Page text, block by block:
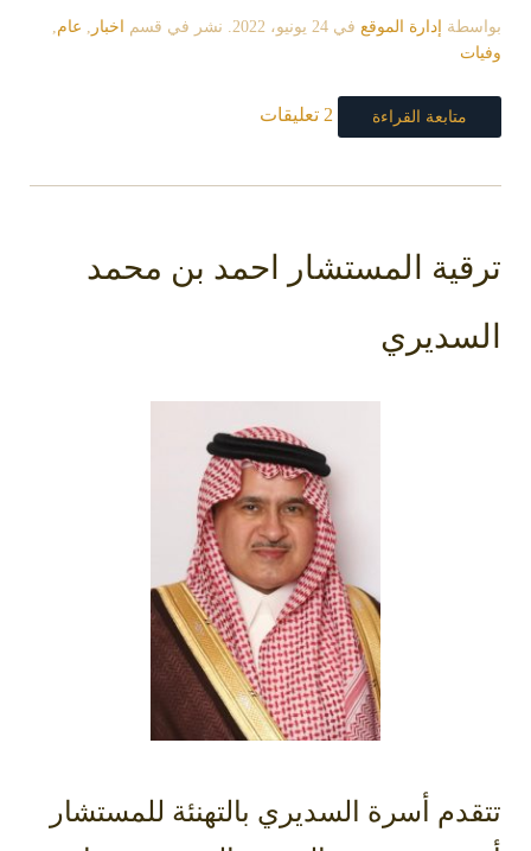
بواسطة إدارة الموقع في 24 يونيو، 2022 . نشر في قسم اخبار عام
وفيات
متابعة القراءة 2 تعليقات
ترقية المستشار احمد بن محمد
السديري
تتقدم أسرة ‫السديري‬ بالتهنئة للمستشار